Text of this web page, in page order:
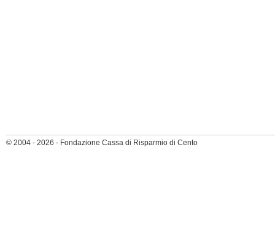
© 2004 - 2026 - Fondazione Cassa di Risparmio di Cento